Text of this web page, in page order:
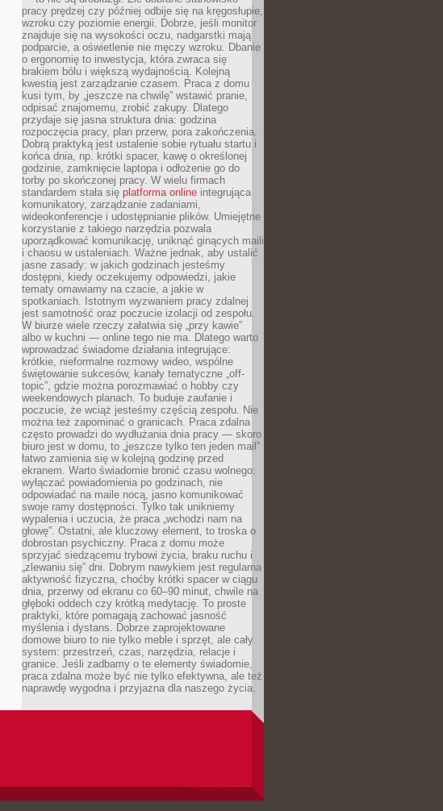
pracy prędzej czy później odbije się na kręgosłupie,
wzroku czy poziomie energii. Dobrze, jeśli monitor
znajduje się na wysokości oczu, nadgarstki mają
podparcie, a oświetlenie nie męczy wzroku. Dbanie
o ergonomię to inwestycja, która zwraca się
brakiem bólu i większą wydajnością. Kolejną
kwestią jest zarządzanie czasem. Praca z domu
kusi tym, by „jeszcze na chwilę” wstawić pranie,
odpisać znajomemu, zrobić zakupy. Dlatego
przydaje się jasna struktura dnia: godzina
rozpoczęcia pracy, plan przerw, pora zakończenia.
Dobrą praktyką jest ustalenie sobie rytuału startu i
końca dnia, np. krótki spacer, kawę o określonej
godzinie, zamknięcie laptopa i odłożenie go do
torby po skończonej pracy. W wielu firmach
standardem stała się platforma online integrująca
komunikatory, zarządzanie zadaniami,
wideokonferencje i udostępnianie plików. Umiejętne
korzystanie z takiego narzędzia pozwala
uporządkować komunikację, uniknąć ginących maili
i chaosu w ustaleniach. Ważne jednak, aby ustalić
jasne zasady: w jakich godzinach jesteśmy
dostępni, kiedy oczekujemy odpowiedzi, jakie
tematy omawiamy na czacie, a jakie w
spotkaniach. Istotnym wyzwaniem pracy zdalnej
jest samotność oraz poczucie izolacji od zespołu.
W biurze wiele rzeczy załatwia się „przy kawie”
albo w kuchni — online tego nie ma. Dlatego warto
wprowadzać świadome działania integrujące:
krótkie, nieformalne rozmowy wideo, wspólne
świętowanie sukcesów, kanały tematyczne „off-
topic”, gdzie można porozmawiać o hobby czy
weekendowych planach. To buduje zaufanie i
poczucie, że wciąż jesteśmy częścią zespołu. Nie
można też zapominać o granicach. Praca zdalna
często prowadzi do wydłużania dnia pracy — skoro
biuro jest w domu, to „jeszcze tylko ten jeden mail”
łatwo zamienia się w kolejną godzinę przed
ekranem. Warto świadomie bronić czasu wolnego:
wyłączać powiadomienia po godzinach, nie
odpowiadać na maile nocą, jasno komunikować
swoje ramy dostępności. Tylko tak unikniemy
wypalenia i uczucia, że praca „wchodzi nam na
głowę”. Ostatni, ale kluczowy element, to troska o
dobrostan psychiczny. Praca z domu może
sprzyjać siedzącemu trybowi życia, braku ruchu i
„zlewaniu się” dni. Dobrym nawykiem jest regularna
aktywność fizyczna, choćby krótki spacer w ciągu
dnia, przerwy od ekranu co 60–90 minut, chwile na
głęboki oddech czy krótką medytację. To proste
praktyki, które pomagają zachować jasność
myślenia i dystans. Dobrze zaprojektowane
domowe biuro to nie tylko meble i sprzęt, ale cały
system: przestrzeń, czas, narzędzia, relacje i
granice. Jeśli zadbamy o te elementy świadomie,
praca zdalna może być nie tylko efektywna, ale też
naprawdę wygodna i przyjazna dla naszego życia.